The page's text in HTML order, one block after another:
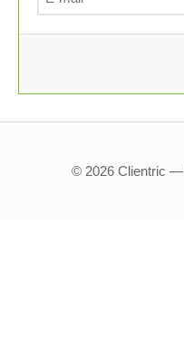
© 2026 Clientric —